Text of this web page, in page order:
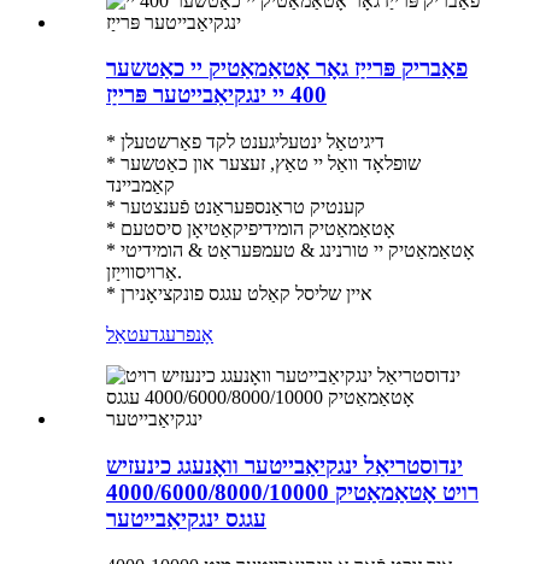
פאַבריק פּרייַז גאָר אָטאַמאַטיק יי כאַטשער
400 יי ינגקיאַבייטער פּרייַז
* דיגיטאַל ינטעליגענט לקד פאַרשטעלן
* שופלאָד וואַל יי טאַץ, זעצער און כאַטשער
קאַמביינד
* קענטיק טראַנספּעראַנט פֿענצטער
* אָטאַמאַטיק הומידיפיקאַטיאָן סיסטעם
* אָטאַמאַטיק יי טורנינג & טעמפּעראַט & הומידיטי
אַרויסווייַזן.
* איין שליסל קאַלט עגגס פונקציאָנירן
אָנפרעגדעטאַל
ינדוסטריאַל ינגקיאַבייטער וואָנעגג כינעזיש
רויט אָטאַמאַטיק 4000/6000/8000/10000
עגגס ינגקיאַבייטער